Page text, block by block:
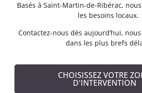
Basés à Saint-Martin-de-Ribérac,
les besoins locaux.
Contactez-nous dès aujourd’hui,
dans les plus brefs
CHOISISSEZ VOTRE
D'INTERVENTION